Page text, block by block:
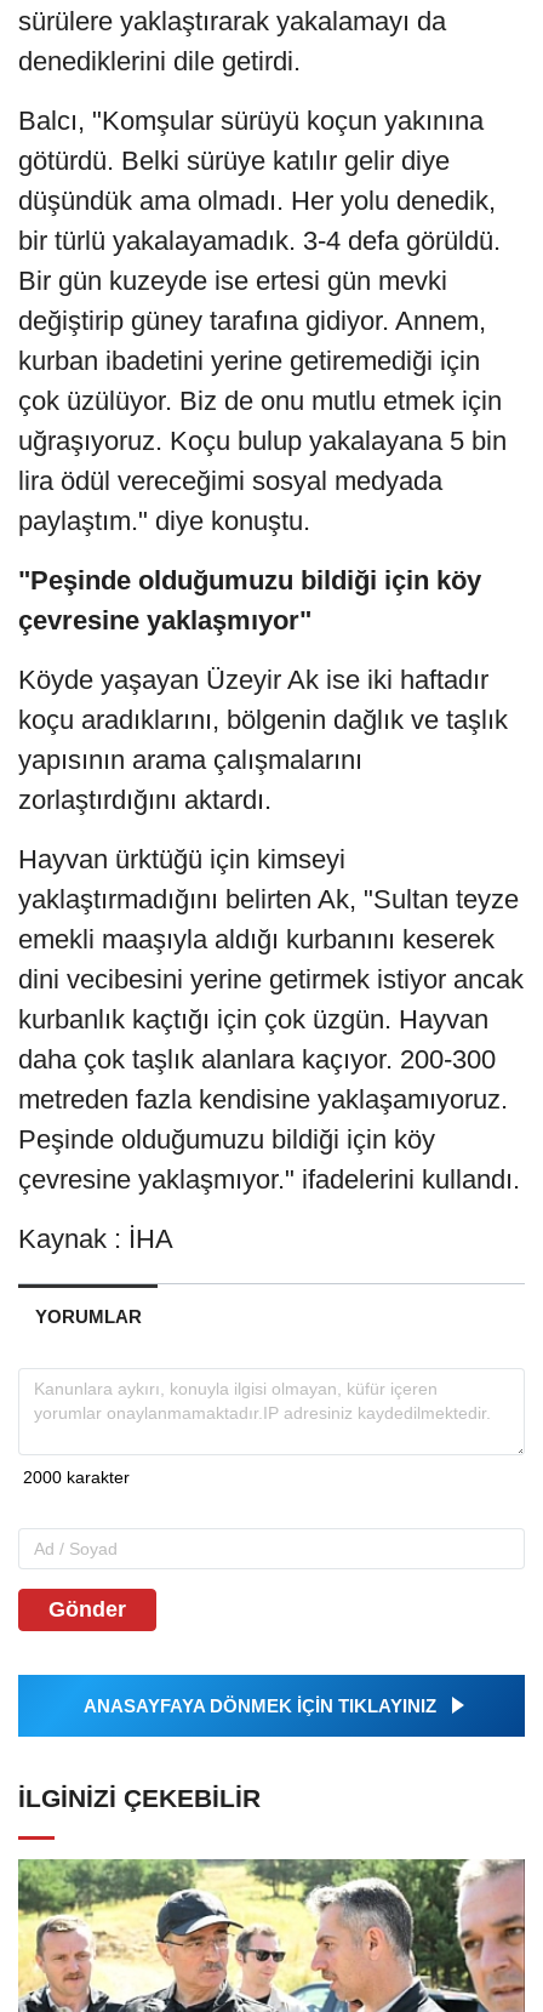
sürülere yaklaştırarak yakalamayı da
denediklerini dile getirdi.
Balcı, "Komşular sürüyü koçun yakınına
götürdü. Belki sürüye katılır gelir diye
düşündük ama olmadı. Her yolu denedik,
bir türlü yakalayamadık. 3-4 defa görüldü.
Bir gün kuzeyde ise ertesi gün mevki
değiştirip güney tarafına gidiyor. Annem,
kurban ibadetini yerine getiremediği için
çok üzülüyor. Biz de onu mutlu etmek için
uğraşıyoruz. Koçu bulup yakalayana 5 bin
lira ödül vereceğimi sosyal medyada
paylaştım." diye konuştu.
"Peşinde olduğumuzu bildiği için köy
çevresine yaklaşmıyor"
Köyde yaşayan Üzeyir Ak ise iki haftadır
koçu aradıklarını, bölgenin dağlık ve taşlık
yapısının arama çalışmalarını
zorlaştırdığını aktardı.
Hayvan ürktüğü için kimseyi
yaklaştırmadığını belirten Ak, "Sultan teyze
emekli maaşıyla aldığı kurbanını keserek
dini vecibesini yerine getirmek istiyor ancak
kurbanlık kaçtığı için çok üzgün. Hayvan
daha çok taşlık alanlara kaçıyor. 200-300
metreden fazla kendisine yaklaşamıyoruz.
Peşinde olduğumuzu bildiği için köy
çevresine yaklaşmıyor." ifadelerini kullandı.
Kaynak : İHA
YORUMLAR
Gönder
ANASAYFAYA DÖNMEK İÇİN TIKLAYINIZ
İLGINIZI ÇEKEBILIR